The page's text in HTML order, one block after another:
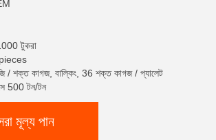
টুকরা
/ শক্ত কাগজ, বাল্কিং, 36 শক্ত কাগজ / প্যালেট
500 টন/টন
মূল্য পান